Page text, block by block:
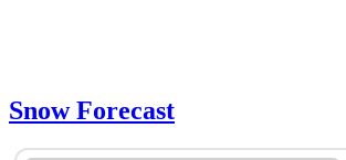
Snow Forecast